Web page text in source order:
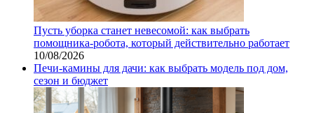
Пусть уборка станет невесомой: как выбрать
помощника‑робота, который действительно работает
10/08/2026
Печи-камины для дачи: как выбрать модель под дом,
сезон и бюджет